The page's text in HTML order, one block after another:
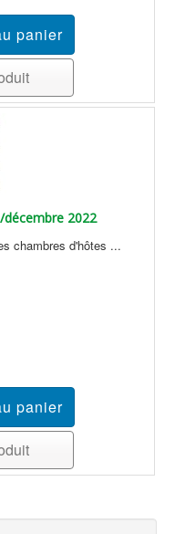
2022
chambres d'hôtes ...